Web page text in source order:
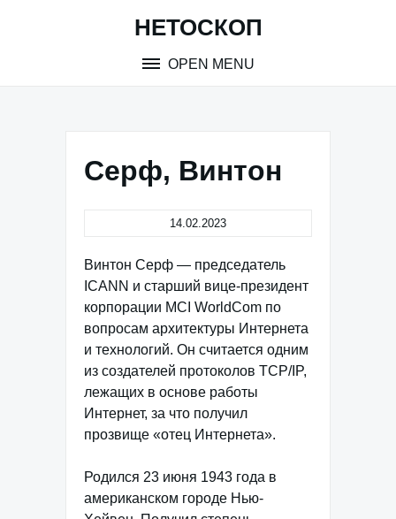
НЕТОСКОП
OPEN MENU
Серф, Винтон
14.02.2023
Винтон Серф — председатель
ICANN и старший вице-президент
корпорации MCI WorldCom по
вопросам архитектуры Интернета
и технологий. Он считается одним
из создателей протоколов TCP/IP,
лежащих в основе работы
Интернет, за что получил
прозвище «отец Интернета».
Родился 23 июня 1943 года в
американском городе Нью-